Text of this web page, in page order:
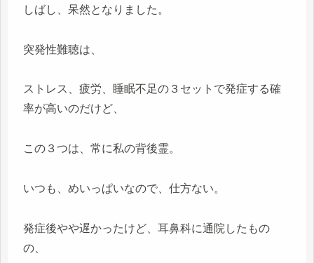
しばし、呆然となりました。
突発性難聴は、
ストレス、疲労、睡眠不足の３セットで発症する確
率が高いのだけど、
この３つは、常に私の背後霊。
いつも、めいっぱいなので、仕方ない。
発症後やや遅かったけど、耳鼻科に通院したもの
の、